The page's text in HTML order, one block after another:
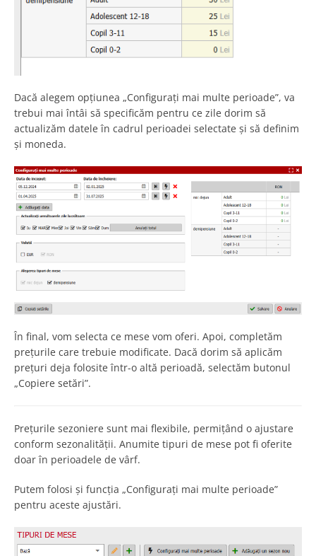
Dacă alegem opțiunea „Configurați mai multe perioade”, va
trebui mai întâi să specificăm pentru ce zile dorim să
actualizăm datele în cadrul perioadei selectate și să definim
și moneda.
În final, vom selecta ce mese vom oferi. Apoi, completăm
prețurile care trebuie modificate. Dacă dorim să aplicăm
prețuri deja folosite într-o altă perioadă, selectăm butonul
„Copiere setări”.
Prețurile sezoniere sunt mai flexibile, permițând o ajustare
conform sezonalității. Anumite tipuri de mese pot fi oferite
doar în perioadele de vârf.
Putem folosi și funcția „Configurați mai multe perioade”
pentru aceste ajustări.